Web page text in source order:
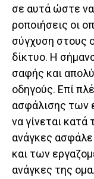
σε αυτά ώστε
ροποιήσεις οι
σύγχυση στους
δίκτυο. H
σαφής και
οδηγούς. Επί
ασφάλισης των
να γίνεται κατά
ανάγκες
και των
ανάγκες της